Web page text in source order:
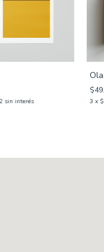
sin interés 3 x